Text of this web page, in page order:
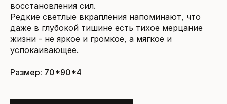
восстановления сил.
Редкие светлые вкрапления напоминают, что
даже в глубокой тишине есть тихое мерцание
жизни - не яркое и громкое, а мягкое и
успокаивающее.
Размер: 70*90*4